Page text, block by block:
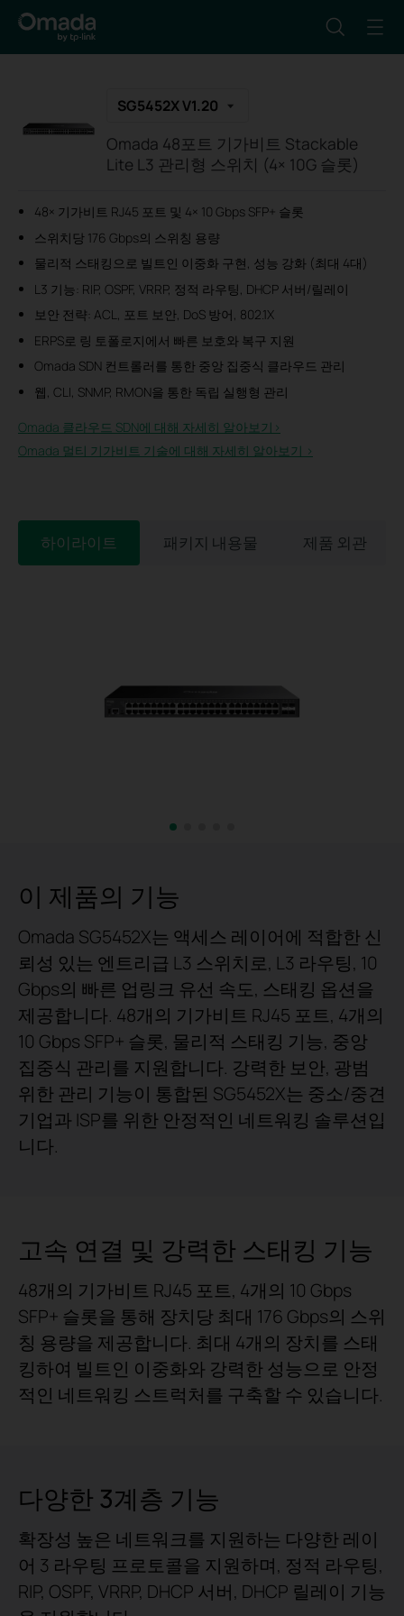
SG5452X V1.20
Omada 48포트 기가비트 Stackable
Lite L3 관리형 스위치 (4× 10G 슬롯)
48× 기가비트 RJ45 포트 및 4× 10 Gbps SFP+ 슬롯
스위치당 176 Gbps의 스위칭 용량
물리적 스태킹으로 빌트인 이중화 구현, 성능 강화 (최대 4대)
L3 기능: RIP, OSPF, VRRP, 정적 라우팅, DHCP 서버/릴레이
보안 전략: ACL, 포트 보안, DoS 방어, 802.1X
ERPS로 링 토폴로지에서 빠른 보호와 복구 지원
Omada SDN 컨트롤러를 통한 중앙 집중식 클라우드 관리
웹, CLI, SNMP, RMON을 통한 독립 실행형 관리
Omada 클라우드 SDN에 대해 자세히 알아보기>
Omada 멀티 기가비트 기술에 대해 자세히 알아보기 >
하이라이트 패키지 내용물 제품 외관
이 제품의 기능
Omada SG5452X는 액세스 레이어에 적합한 신
뢰성 있는 엔트리급 L3 스위치로, L3 라우팅, 10
Gbps의 빠른 업링크 유선 속도, 스태킹 옵션을
제공합니다. 48개의 기가비트 RJ45 포트, 4개의
10 Gbps SFP+ 슬롯, 물리적 스태킹 기능, 중앙
집중식 관리를 지원합니다. 강력한 보안, 광범
위한 관리 기능이 통합된 SG5452X는 중소/중견
기업과 ISP를 위한 안정적인 네트워킹 솔루션입
니다.
고속 연결 및 강력한 스태킹 기능
48개의 기가비트 RJ45 포트, 4개의 10 Gbps
SFP+ 슬롯을 통해 장치당 최대 176 Gbps의 스위
칭 용량을 제공합니다. 최대 4개의 장치를 스태
킹하여 빌트인 이중화와 강력한 성능으로 안정
적인 네트워킹 스트럭처를 구축할 수 있습니다.
다양한 3계층 기능
확장성 높은 네트워크를 지원하는 다양한 레이
어 3 라우팅 프로토콜을 지원하며, 정적 라우팅,
RIP, OSPF, VRRP, DHCP 서버, DHCP 릴레이 기능